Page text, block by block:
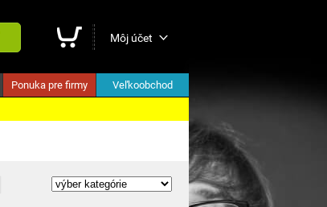
Môj účet
Ponuka pre firmy Veľkoobchod